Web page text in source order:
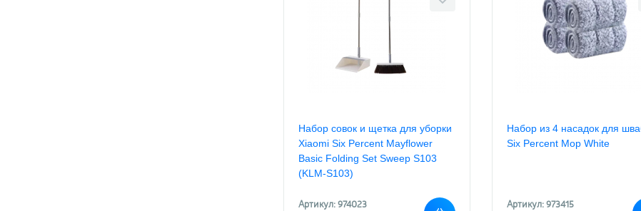
Набор совок и щетка для уборки
Xiaomi Six Percent Mayflower
Basic Folding Set Sweep S103
(KLM-S103)
Артикул: 974023
Набор из 4 насадок для
Six Percent Mop White
Артикул: 973415